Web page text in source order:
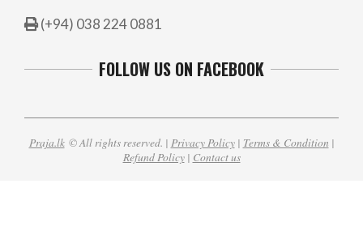
(+94) 038 224 0881
FOLLOW US ON FACEBOOK
Praja.lk© All rights reserved. | Privacy Policy| Terms & Condition |
Refund Policy| Contact us